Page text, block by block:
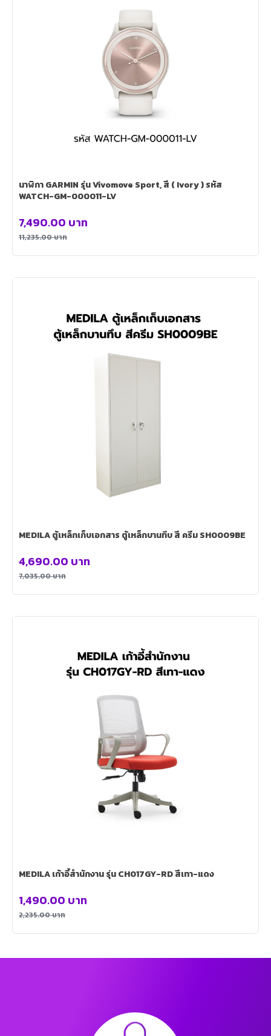
นาฬิกา GARMIN รุ่น Vivomove Sport, สี ( Ivory ) รหัส
WATCH-GM-000011-LV
11,235.00บาท
7,490.00 บาท
MEDILA ตู้เหล็กเก็บเอกสาร ตู้เหล็กบานทึบ สี ครีม SH0009BE
7,035.00บาท
4,690.00 บาท
MEDILA เก้าอี้สำนักงาน รุ่น CH017GY-RD สีเทา-แดง
2,235.00บาท
1,490.00 บาท